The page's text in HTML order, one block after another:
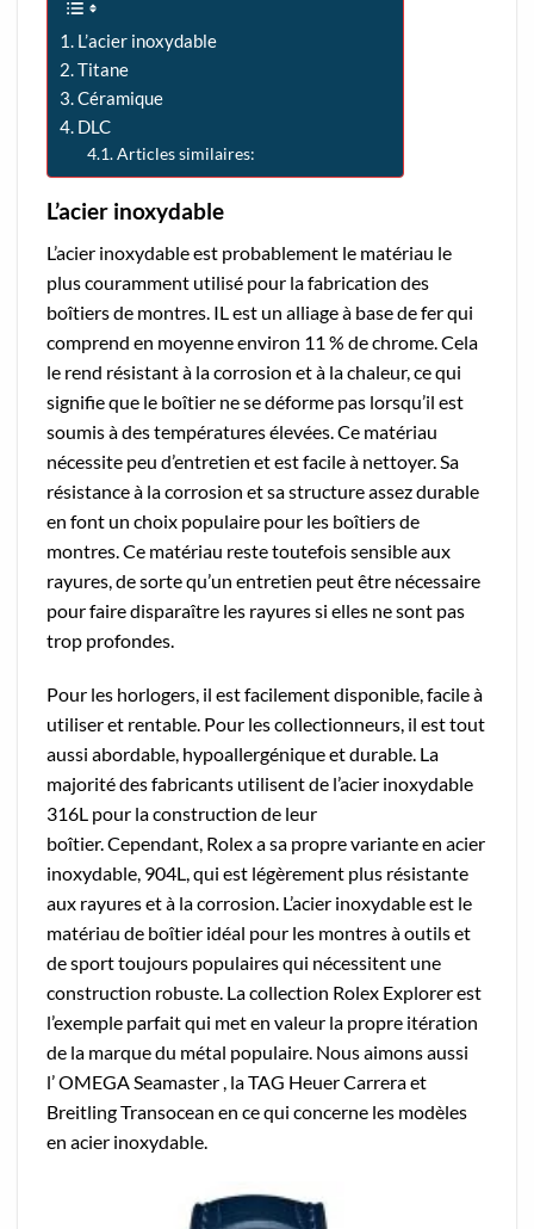
L’acier inoxydable
Titane
Céramique
DLC
Articles similaires:
L’acier inoxydable
L’acier inoxydable est probablement le matériau le
plus couramment utilisé pour la fabrication des
boîtiers de montres. IL est un alliage à base de fer qui
comprend en moyenne environ 11 % de chrome. Cela
le rend résistant à la corrosion et à la chaleur, ce qui
signifie que le boîtier ne se déforme pas lorsqu’il est
soumis à des températures élevées. Ce matériau
nécessite peu d’entretien et est facile à nettoyer. Sa
résistance à la corrosion et sa structure assez durable
en font un choix populaire pour les boîtiers de
montres. Ce matériau reste toutefois sensible aux
rayures, de sorte qu’un entretien peut être nécessaire
pour faire disparaître les rayures si elles ne sont pas
trop profondes.
Pour les horlogers, il est facilement disponible, facile à
utiliser et rentable. Pour les collectionneurs, il est tout
aussi abordable, hypoallergénique et durable. La
majorité des fabricants utilisent de l’acier inoxydable
316L pour la construction de leur
boîtier. Cependant, Rolex a sa propre variante en acier
inoxydable, 904L, qui est légèrement plus résistante
aux rayures et à la corrosion. L’acier inoxydable est le
matériau de boîtier idéal pour les montres à outils et
de sport toujours populaires qui nécessitent une
construction robuste. La collection Rolex Explorer est
l’exemple parfait qui met en valeur la propre itération
de la marque du métal populaire. Nous aimons aussi
l’ OMEGA Seamaster , la TAG Heuer Carrera et
Breitling Transocean en ce qui concerne les modèles
en acier inoxydable.